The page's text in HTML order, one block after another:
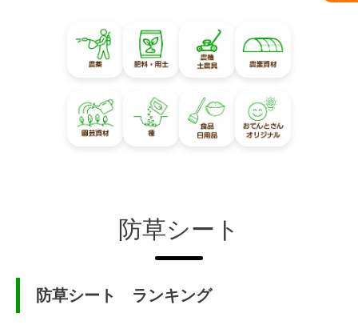
防草シート
防草シート ランキング